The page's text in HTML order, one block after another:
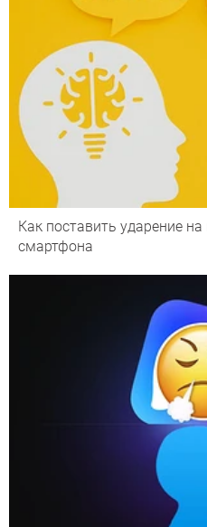
Как поставить ударение
смартфона